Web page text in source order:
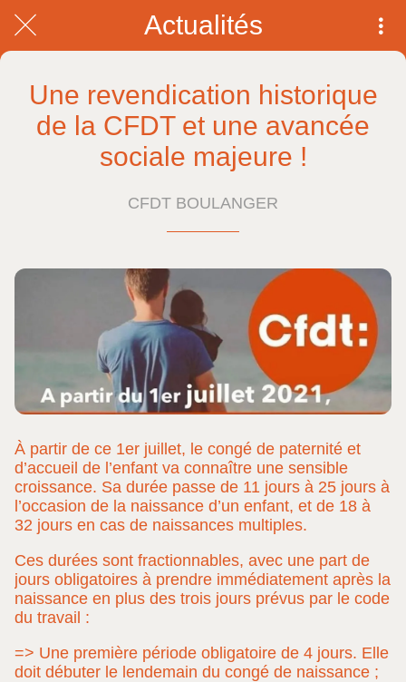
Actualités
Une revendication historique
de la CFDT et une avancée
sociale majeure !
CFDT BOULANGER
À partir de ce 1er juillet, le congé de paternité et
d’accueil de l’enfant va connaître une sensible
croissance. Sa durée passe de 11 jours à 25 jours à
l’occasion de la naissance d’un enfant, et de 18 à
32 jours en cas de naissances multiples.
Ces durées sont fractionnables, avec une part de
jours obligatoires à prendre immédiatement après la
naissance en plus des trois jours prévus par le code
du travail :
=> Une première période obligatoire de 4 jours. Elle
doit débuter le lendemain du congé de naissance ;